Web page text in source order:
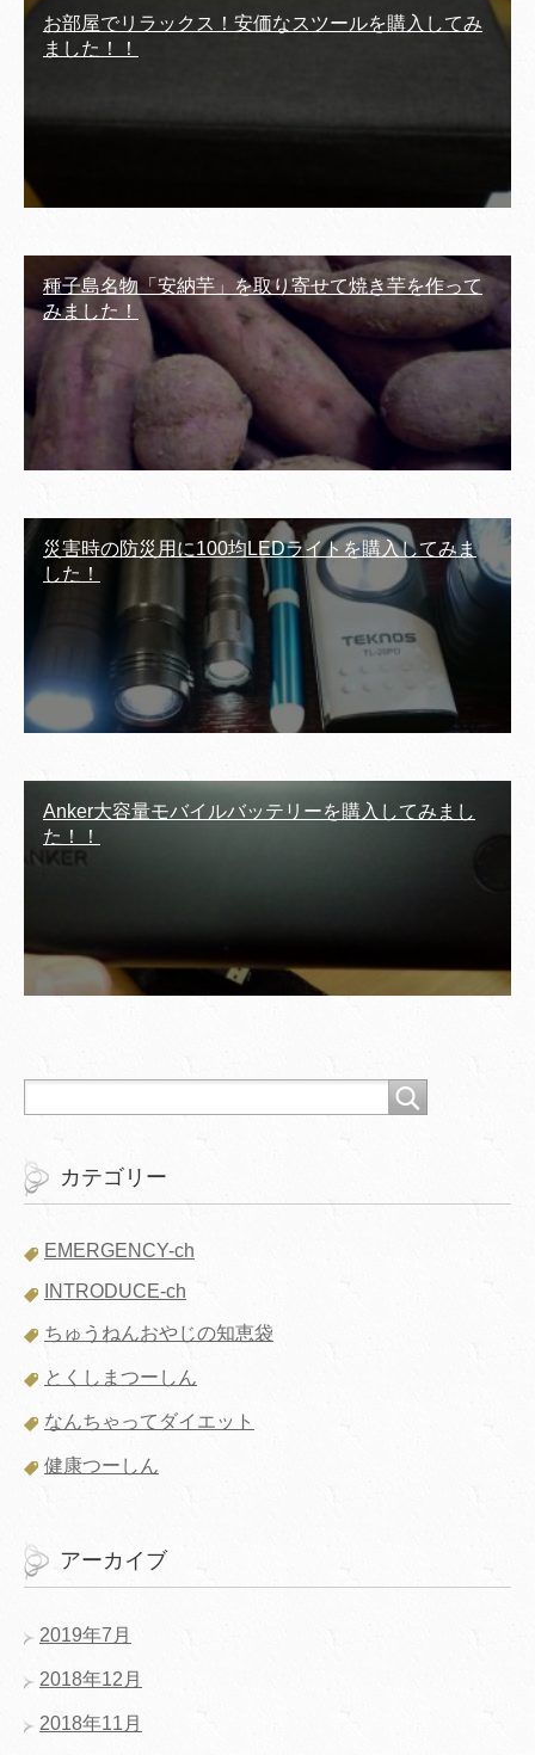
お部屋でリラックス！安価なスツールを購入してみ
ました！！
種子島名物「安納芋」を取り寄せて焼き芋を作って
みました！
災害時の防災用に100均LEDライトを購入してみま
した！
Anker大容量モバイルバッテリーを購入してみまし
た！！
カテゴリー
EMERGENCY-ch
INTRODUCE-ch
ちゅうねんおやじの知恵袋
とくしまつーしん
なんちゃってダイエット
健康つーしん
アーカイブ
2019年7月
2018年12月
2018年11月